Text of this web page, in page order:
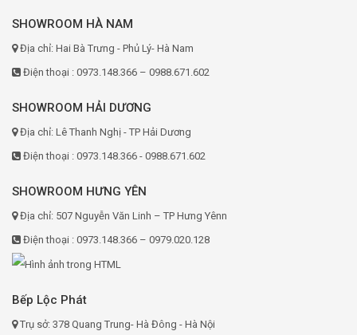
SHOWROOM HÀ NAM
Địa chỉ: Hai Bà Trưng - Phủ Lý- Hà Nam
Điện thoại : 0973.148.366 – 0988.671.602
SHOWROOM HẢI DƯƠNG
Địa chỉ: Lê Thanh Nghị - TP Hải Dương
Điện thoại : 0973.148.366 - 0988.671.602
SHOWROOM HƯNG YÊN
Địa chỉ: 507 Nguyễn Văn Linh – TP Hưng Yênn
Điện thoại : 0973.148.366 – 0979.020.128
Bếp Lộc Phát
Trụ sở: 378 Quang Trung- Hà Đông - Hà Nội